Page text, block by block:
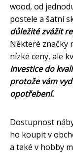
wood, od
postele a šatní
důležité zvážit
Některé značky
nízké ceny, ale
Investice do
protože vám
opotřebení.
Dostupnost
ho koupit v
a také v hobby